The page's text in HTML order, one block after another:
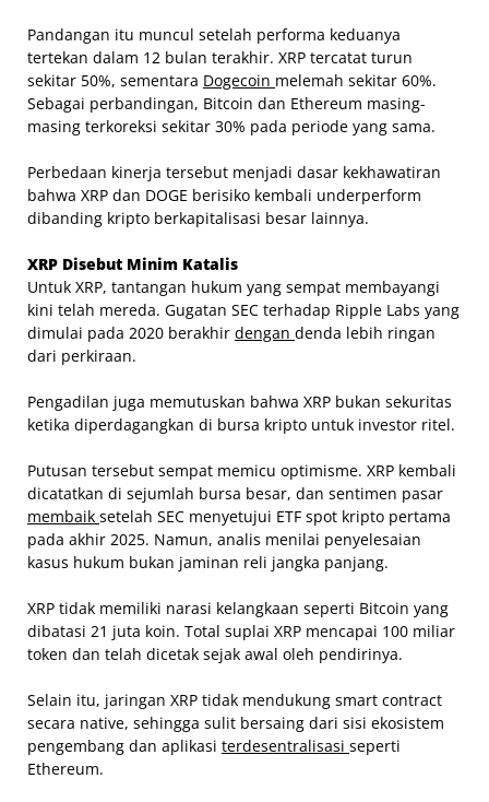
Pandangan itu muncul setelah performa keduanya
tertekan dalam 12 bulan terakhir. XRP tercatat turun
sekitar 50%, sementara Dogecoin melemah sekitar 60%.
Sebagai perbandingan, Bitcoin dan Ethereum masing-
masing terkoreksi sekitar 30% pada periode yang sama.
Perbedaan kinerja tersebut menjadi dasar kekhawatiran
bahwa XRP dan DOGE berisiko kembali underperform
dibanding kripto berkapitalisasi besar lainnya.
XRP Disebut Minim Katalis
Untuk XRP, tantangan hukum yang sempat membayangi
kini telah mereda. Gugatan SEC terhadap Ripple Labs yang
dimulai pada 2020 berakhir dengan denda lebih ringan
dari perkiraan.
Pengadilan juga memutuskan bahwa XRP bukan sekuritas
ketika diperdagangkan di bursa kripto untuk investor ritel.
Putusan tersebut sempat memicu optimisme. XRP kembali
dicatatkan di sejumlah bursa besar, dan sentimen pasar
membaik setelah SEC menyetujui ETF spot kripto pertama
pada akhir 2025. Namun, analis menilai penyelesaian
kasus hukum bukan jaminan reli jangka panjang.
XRP tidak memiliki narasi kelangkaan seperti Bitcoin yang
dibatasi 21 juta koin. Total suplai XRP mencapai 100 miliar
token dan telah dicetak sejak awal oleh pendirinya.
Selain itu, jaringan XRP tidak mendukung smart contract
secara native, sehingga sulit bersaing dari sisi ekosistem
pengembang dan aplikasi terdesentralisasi seperti
Ethereum.